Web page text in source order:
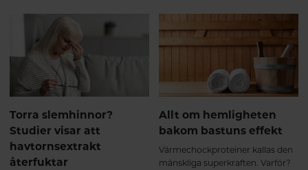
coenzym Q10. I flera av de
omnämns i artikeln användes
Pharma Nords biotillgängliga
Q10-formula.
Torra slemhinnor?
Studier visar att
havtornsextrakt
återfuktar
Allt om hemligheten
bakom bastuns effekt
Värmechockproteiner kallas den
mänskliga superkraften. Varför?